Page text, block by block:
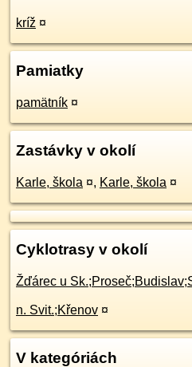
kríž ¤
Pamiatky
pamätník ¤
Zastávky v okolí
Karle, škola ¤, Karle, škola ¤
Cyklotrasy v okolí
Žďárec u
n. Svit.;Křenov ¤
V kategóriách